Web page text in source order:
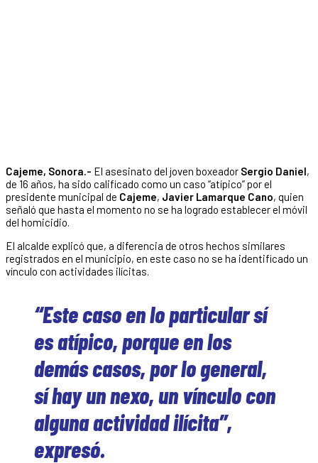
Cajeme, Sonora.- El asesinato del joven boxeador Sergio Daniel,
de 16 años, ha sido calificado como un caso “atípico” por el
presidente municipal de Cajeme, Javier Lamarque Cano, quien
señaló que hasta el momento no se ha logrado establecer el móvil
del homicidio.
El alcalde explicó que, a diferencia de otros hechos similares
registrados en el municipio, en este caso no se ha identificado un
vínculo con actividades ilícitas.
“Este caso en lo particular sí
es atípico, porque en los
demás casos, por lo general,
sí hay un nexo, un vínculo con
alguna actividad ilícita”,
expresó.